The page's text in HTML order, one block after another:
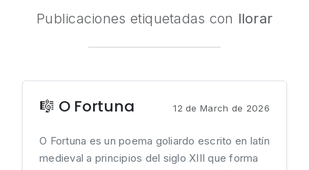
Publicaciones etiquetadas con llorar
🎼 O Fortuna 12 de March de 2026
O Fortuna es un poema goliardo escrito en latín
medieval a principios del siglo XIII que forma